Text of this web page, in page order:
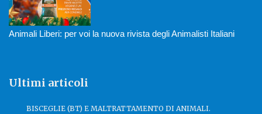
Animali Liberi: per voi la nuova rivista degli Animalisti Italiani
Ultimi articoli
BISCEGLIE (BT) E MALTRATTAMENTO DI ANIMALI.